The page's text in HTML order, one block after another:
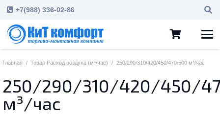
+7(988) 336-02-86
Главная / Товар Расход воздуха (м³/час) / 250/290/310/420/450/470/500 м³/час
250/290/310/420/450/
м³/час